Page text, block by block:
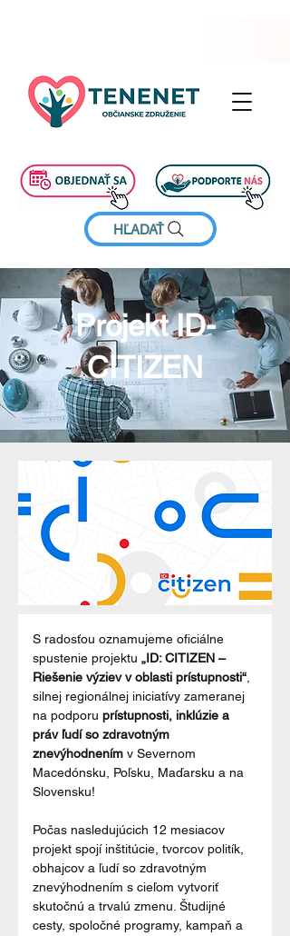
HĽADAŤ
Projekt ID-
CITIZEN
S radosťou oznamujeme oficiálne
spustenie projektu „ID: CITIZEN –
Riešenie výziev v oblasti prístupnosti“
silnej regionálnej iniciatívy zameranej
na podporu prístupnosti, inklúzie a
práv ľudí so zdravotným
znevýhodnením v Severnom
Macedónsku, Poľsku, Maďarsku a na
Slovensku!
Počas nasledujúcich 12 mesiacov
projekt spojí inštitúcie, tvorcov politík,
obhajcov a ľudí so zdravotným
znevýhodnením s cieľom vytvoriť
skutočnú a trvalú zmenu. Študijné
cesty, spoločné programy, kampaň a